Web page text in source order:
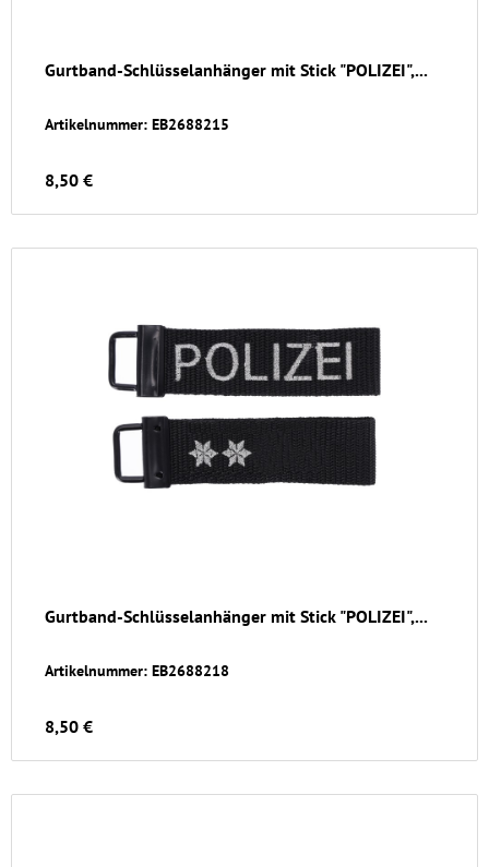
Gurtband-Schlüsselanhänger mit Stick "POLIZEI",...
Artikelnummer: EB2688215
8,50 €
Gurtband-Schlüsselanhänger mit Stick "POLIZEI",...
Artikelnummer: EB2688218
8,50 €